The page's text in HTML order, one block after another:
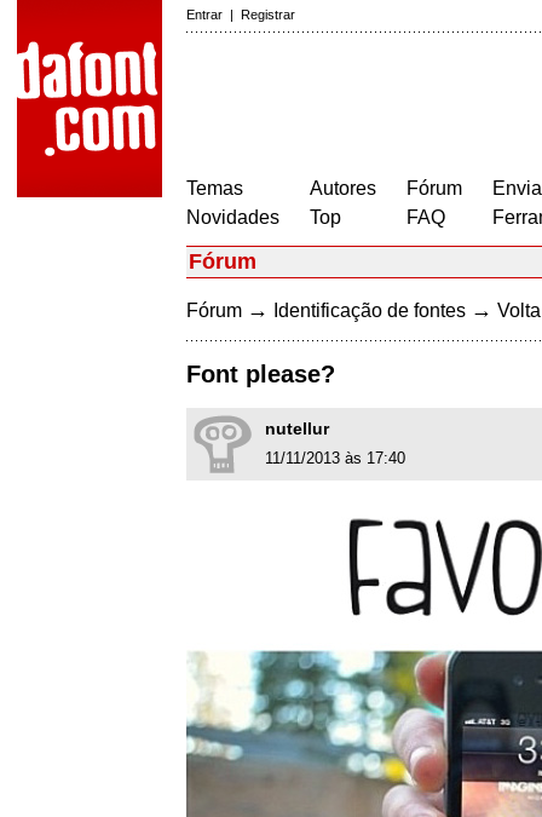
Entrar | Registrar
Temas
Novidades
Autores
Top
Fórum
FAQ
Fórum
Fórum → Identificação de fontes →
Font please?
nutellur
11/11/2013 às 17:40